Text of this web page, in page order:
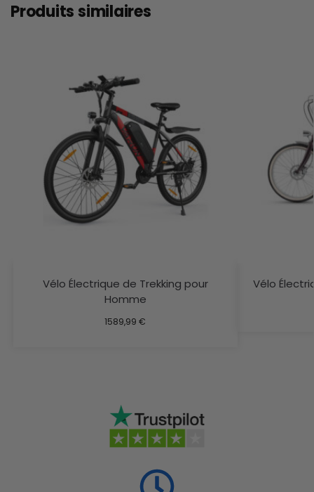
Produits similaires
Vélo Électrique de Trekking pour
Homme
1589,99€
Vélo